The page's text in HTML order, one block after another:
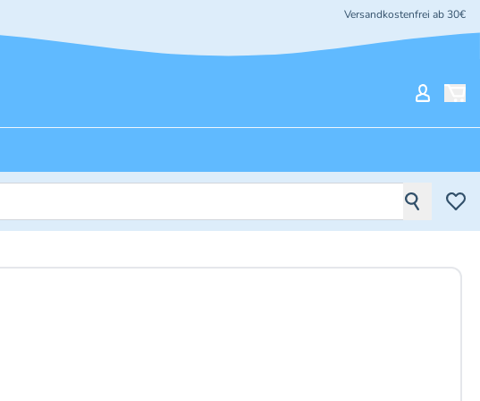
Versandkostenfrei ab 30€